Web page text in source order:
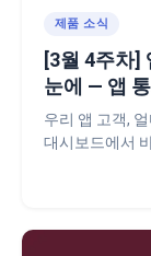
제품 소식
[3월 4주차]
눈에 — 앱
우리 앱 고객,
대시보드에서